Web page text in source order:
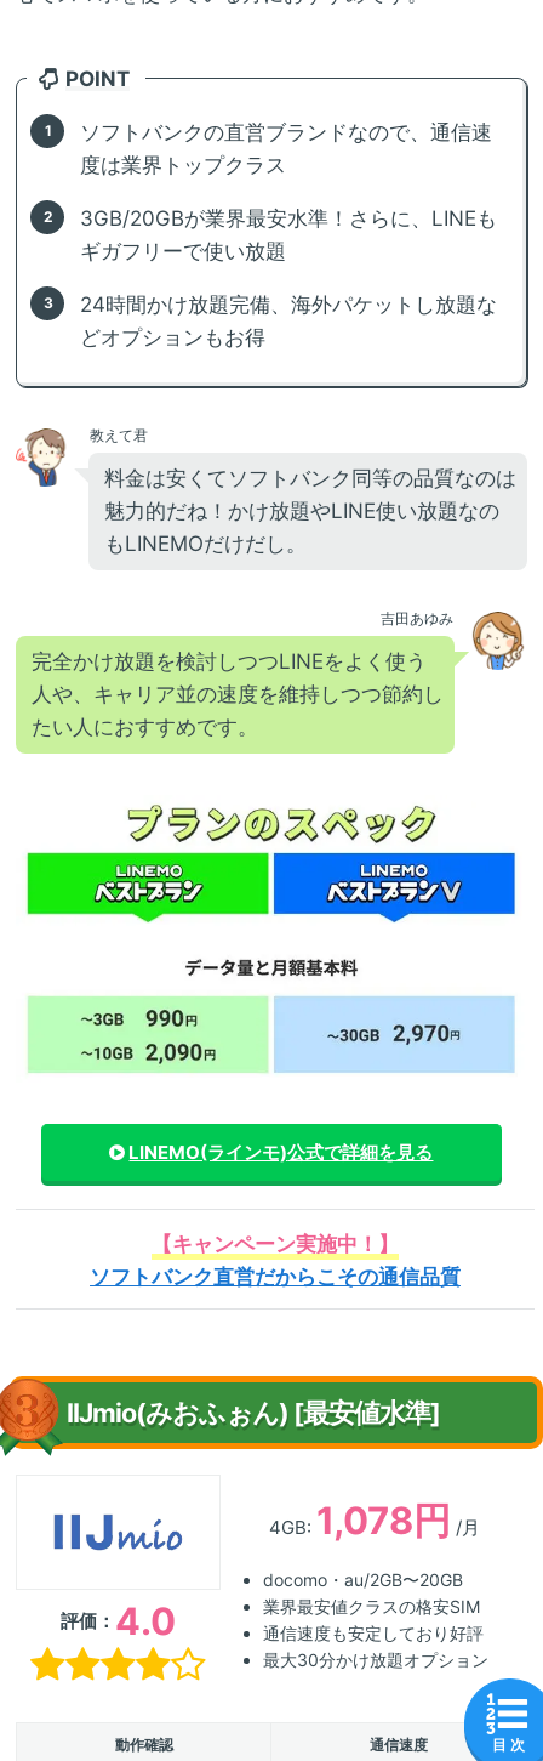
POINT
ソフトバンクの直営ブランドなので、通信速
度は業界トップクラス
3GB/20GBが業界最安水準！さらに、LINEも
ギガフリーで使い放題
24時間かけ放題完備、海外パケットし放題な
どオプションもお得
教えて君
料金は安くてソフトバンク同等の品質なのは
魅力的だね！かけ放題やLINE使い放題なの
もLINEMOだけだし。
吉田あゆみ
完全かけ放題を検討しつつLINEをよく使う
人や、キャリア並の速度を維持しつつ節約し
たい人におすすめです。
LINEMO(ラインモ)公式で詳細を見る
【キャンペーン実施中！】
ソフトバンク直営だからこその通信品質
IIJmio(みおふぉん) [最安値水準]
評価： 4.0
4GB: 1,078円 /月
docomo・au/2GB〜20GB
業界最安値クラスの格安SIM
通信速度も安定しており好評
最大30分かけ放題オプション
動作確認 通信速度 目 次